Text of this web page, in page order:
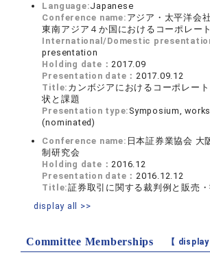
Language:Japanese
Conference name: アジア・太平洋会
東南アジア４か国におけるコーポレー
International/Domestic
presentation
Holding date：2017.09
Presentation date：2017.09.12
Title: カンボジアにおけるコーポレー
状と課題
Presentation type: Symposium,
(nominated)
Conference name: 日本証券業協会 大
制研究会
Holding date：2016.12
Presentation date：2016.12.12
Title:証券取引に関する裁判例と販売
display all >>
Committee Memberships 【